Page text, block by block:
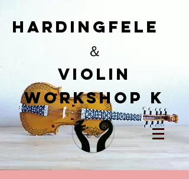
HardingFele
＆
​Violin
workshop K